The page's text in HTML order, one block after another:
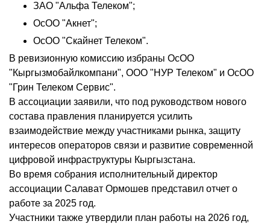
ЗАО "Альфа Телеком";
ОсОО "Акнет";
ОсОО "Скайнет Телеком".
В ревизионную комиссию избраны ОсОО
"Кыргызмобайлкомпани", ООО "НУР Телеком" и ОсОО
"Грин Телеком Сервис".
В ассоциации заявили, что под руководством нового
состава правления планируется усилить
взаимодействие между участниками рынка, защиту
интересов операторов связи и развитие современной
цифровой инфраструктуры Кыргызстана.
Во время собрания исполнительный директор
ассоциации Салават Ормошев представил отчет о
работе за 2025 год.
Участники также утвердили план работы на 2026 год,